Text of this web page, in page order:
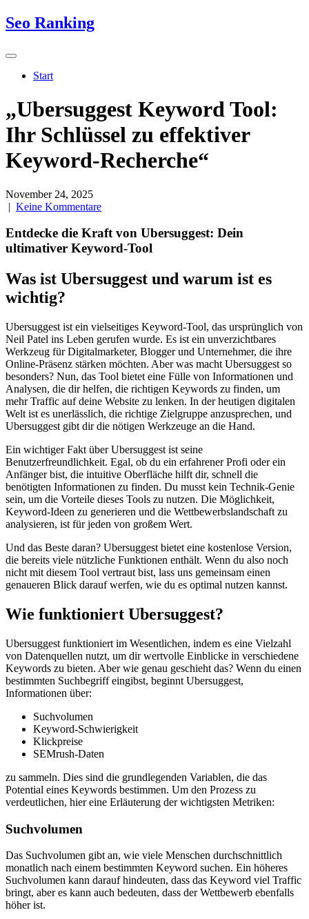
Skip
to
Seo Ranking
Start
„Ubersuggest Keyword Tool:
Ihr Schlüssel zu effektiver
Keyword-Recherche“
November 24, 2025
| Keine Kommentare
Entdecke die Kraft von Ubersuggest: Dein
ultimativer Keyword-Tool
Was ist Ubersuggest und warum ist es
wichtig?
Ubersuggest ist ein vielseitiges Keyword-Tool, das ursprünglich von
Neil Patel ins Leben gerufen wurde. Es ist ein unverzichtbares
Werkzeug für Digitalmarketer, Blogger und Unternehmer, die ihre
Online-Präsenz stärken möchten. Aber was macht Ubersuggest so
besonders? Nun, das Tool bietet eine Fülle von Informationen und
Analysen, die dir helfen, die richtigen Keywords zu finden, um
mehr Traffic auf deine Website zu lenken. In der heutigen digitalen
Welt ist es unerlässlich, die richtige Zielgruppe anzusprechen, und
Ubersuggest gibt dir die nötigen Werkzeuge an die Hand.
Ein wichtiger Fakt über Ubersuggest ist seine
Benutzerfreundlichkeit. Egal, ob du ein erfahrener Profi oder ein
Anfänger bist, die intuitive Oberfläche hilft dir, schnell die
benötigten Informationen zu finden. Du musst kein Technik-Genie
sein, um die Vorteile dieses Tools zu nutzen. Die Möglichkeit,
Keyword-Ideen zu generieren und die Wettbewerbslandschaft zu
analysieren, ist für jeden von großem Wert.
Und das Beste daran? Ubersuggest bietet eine kostenlose Version,
die bereits viele nützliche Funktionen enthält. Wenn du also noch
nicht mit diesem Tool vertraut bist, lass uns gemeinsam einen
genaueren Blick darauf werfen, wie du es optimal nutzen kannst.
Wie funktioniert Ubersuggest?
Ubersuggest funktioniert im Wesentlichen, indem es eine Vielzahl
von Datenquellen nutzt, um dir wertvolle Einblicke in verschiedene
Keywords zu bieten. Aber wie genau geschieht das? Wenn du einen
bestimmten Suchbegriff eingibst, beginnt Ubersuggest,
Informationen über:
Suchvolumen
Keyword-Schwierigkeit
Klickpreise
SEMrush-Daten
zu sammeln. Dies sind die grundlegenden Variablen, die das
Potential eines Keywords bestimmen. Um den Prozess zu
verdeutlichen, hier eine Erläuterung der wichtigsten Metriken:
Suchvolumen
Das Suchvolumen gibt an, wie viele Menschen durchschnittlich
monatlich nach einem bestimmten Keyword suchen. Ein höheres
Suchvolumen kann darauf hindeuten, dass das Keyword viel Traffic
bringt, aber es kann auch bedeuten, dass der Wettbewerb ebenfalls
höher ist.